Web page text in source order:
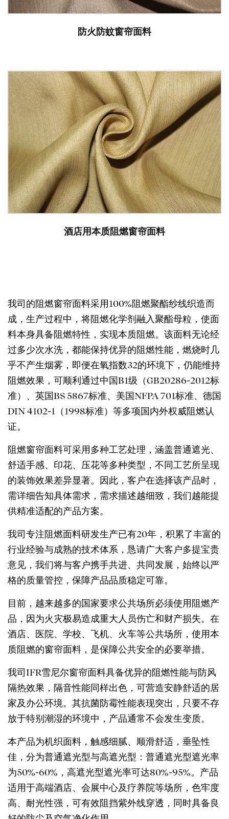
防火防蚊窗帘面料
酒店用本质阻燃窗帘面料
我司的阻燃窗帘面料采用100%阻燃聚酯纱线织造而
成，生产过程中，将阻燃化学剂融入聚酯母粒，使面
料本身具备阻燃特性，实现本质阻燃。该面料无论经
过多少次水洗，都能保持优异的阻燃性能，燃烧时几
乎不产生烟雾，即便在氧指数32的环境下，仍能维持
阻燃效果，可顺利通过中国B1级（GB20286-2012标
准）、英国BS 5867标准、美国NFPA 701标准、德国
DIN 4102-1（1998标准）等多项国内外权威阻燃认
证。
阻燃窗帘面料可采用多种工艺处理，涵盖普通遮光、
舒适手感、印花、压花等多种类型，不同工艺所呈现
的装饰效果差异显著。因此，客户在选择该产品时，
需详细告知具体需求，需求描述越细致，我们越能提
供精准适配的产品方案。
我司专注阻燃面料研发生产已有20年，积累了丰富的
行业经验与成熟的技术体系，恳请广大客户多提宝贵
意见，我们将与客户携手共进、共同发展，始终以严
格的质量管控，保障产品品质稳定可靠。
目前，越来越多的国家要求公共场所必须使用阻燃产
品，因为火灾极易造成重大人员伤亡和财产损失。在
酒店、医院、学校、飞机、火车等公共场所，使用本
质阻燃的窗帘面料，是保障公共安全的必要举措。
我司IFR雪尼尔窗帘面料具备优异的阻燃性能与防风
隔热效果，隔音性能同样出色，可营造安静舒适的居
家及办公环境。其抗菌防霉性能表现突出，只要不存
放于特别潮湿的环境中，产品通常不会发生变质。
本产品为机织面料，触感细腻、顺滑舒适，垂坠性
佳，分为普通遮光型与高遮光型：普通遮光型遮光率
为50%-60%，高遮光型遮光率可达80%-95%。产品
适用于高端酒店、会展中心及疗养院等场所，色牢度
高、耐光性强，可有效阻挡紫外线穿透，同时具备良